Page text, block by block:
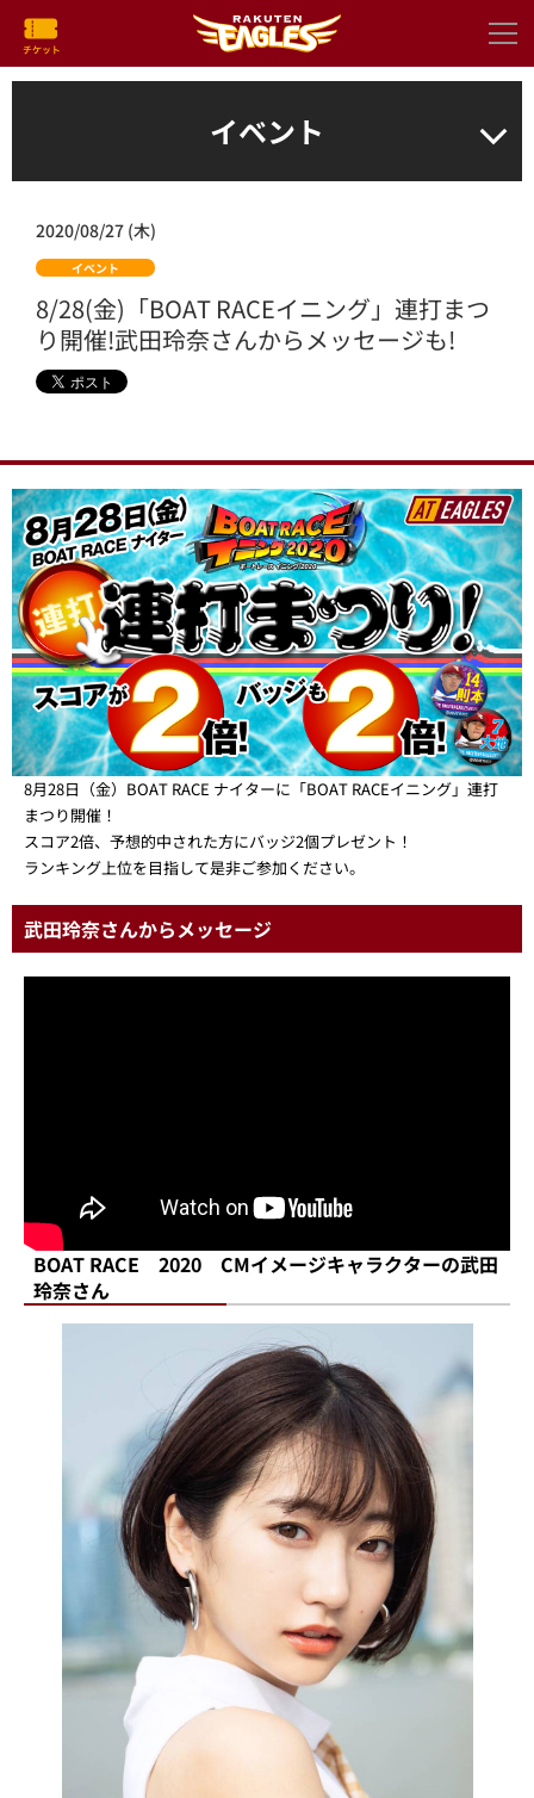
イベント
2020/08/27 (木)
イベント
8/28(金)「BOAT RACEイニング」連打まつ
り開催!武田玲奈さんからメッセージも!
8月28日（金）BOAT RACE ナイターに「BOAT RACEイニング」連打
まつり開催！
スコア2倍、予想的中された方にバッジ2個プレゼント！
ランキング上位を目指して是非ご参加ください。
武田玲奈さんからメッセージ
BOAT RACE 2020 CMイメージキャラクターの武田
玲奈さん